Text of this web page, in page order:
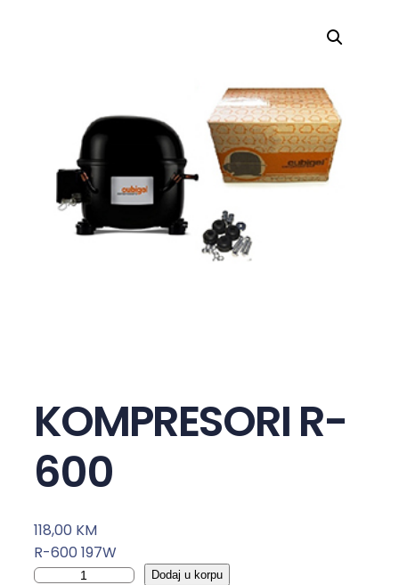
KOMPRESORI R-
600
118,00 KM
R-600 197W
K
Dodaj u korpu